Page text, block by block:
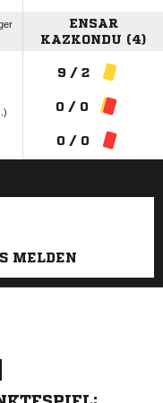
ENSAR
KAZKONDU (4)
9 / 2
0 / 0
0 / 0
MELDEN